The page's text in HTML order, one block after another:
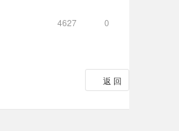
0
4627
返 回